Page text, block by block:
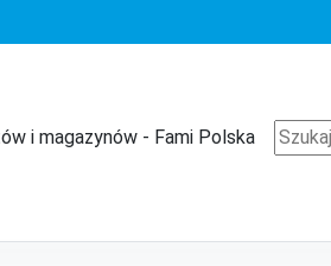
i magazynów - Fami Polska Szukaj: